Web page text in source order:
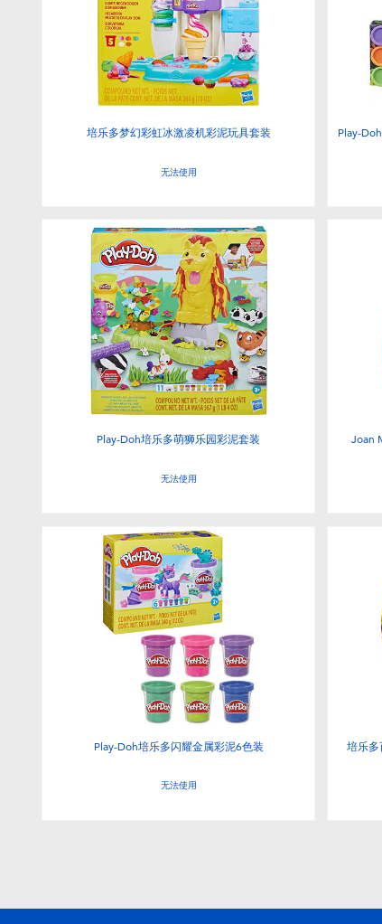
培乐多梦幻彩虹冰激凌机彩泥玩具套装
无法使用
Play-
Play-Doh培乐多萌狮乐园彩泥套装
无法使用
Joan
Play-Doh培乐多闪耀金属彩泥6色装
无法使用
培乐多